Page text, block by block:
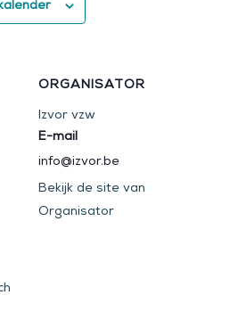
ORGANISATOR
Izvor vzw
E-mail
info@izvor.be
Bekijk de site van
Organisator